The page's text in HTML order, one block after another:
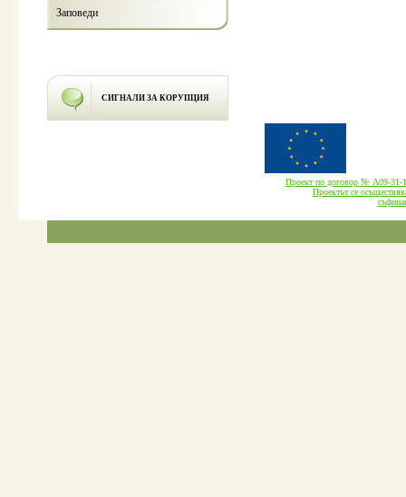
Заповеди
СИГНАЛИ ЗА КОРУПЦИЯ
Проект по договор № А09-
Проектът се